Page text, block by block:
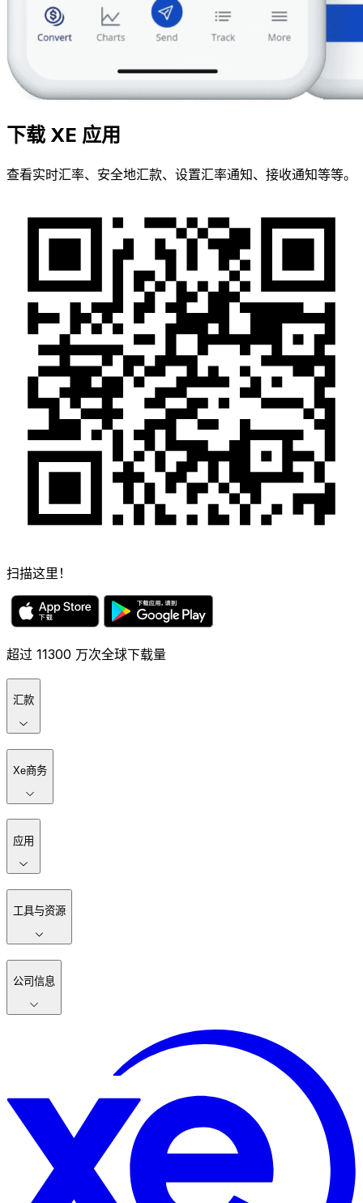
下载 XE 应用
查看实时汇率、安全地汇款、设置汇率通知、接收通知等等。
扫描这里！
超过 11300 万次全球下载量
汇款
Xe商务
应用
工具与资源
公司信息